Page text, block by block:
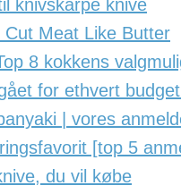
knivskarpe knive
Meat Like Butter
8 kokkens
for ethvert
| vores
[top 5
du vil købe